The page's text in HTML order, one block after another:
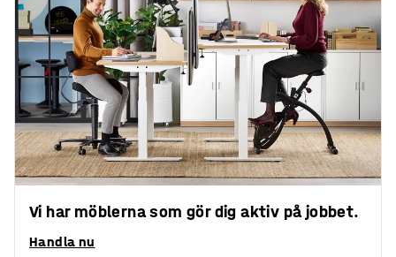
Vi har möblerna som gör dig aktiv på jobbet.
Handla nu